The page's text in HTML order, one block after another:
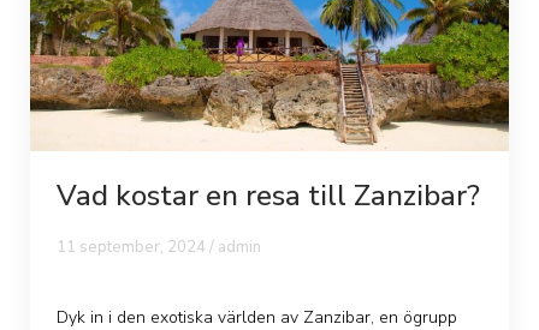
Vad kostar en resa till Zanzibar?
11 september, 2024 / admin
Dyk in i den exotiska världen av Zanzibar, en ögrupp